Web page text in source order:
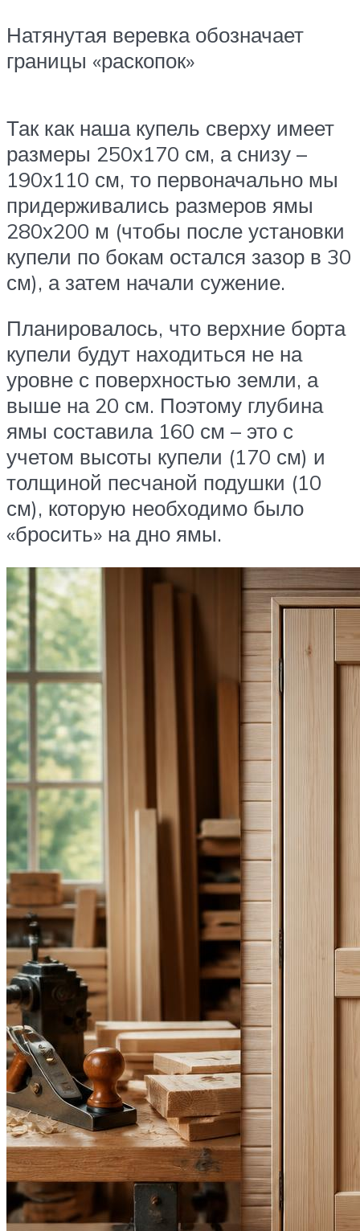
Натянутая веревка обозначает
границы «раскопок»
Так как наша купель сверху имеет
размеры 250х170 см, а снизу –
190х110 см, то первоначально мы
придерживались размеров ямы
280х200 м (чтобы после установки
купели по бокам остался зазор в 30
см), а затем начали сужение.
Планировалось, что верхние борта
купели будут находиться не на
уровне с поверхностью земли, а
выше на 20 см. Поэтому глубина
ямы составила 160 см – это с
учетом высоты купели (170 см) и
толщиной песчаной подушки (10
см), которую необходимо было
«бросить» на дно ямы.